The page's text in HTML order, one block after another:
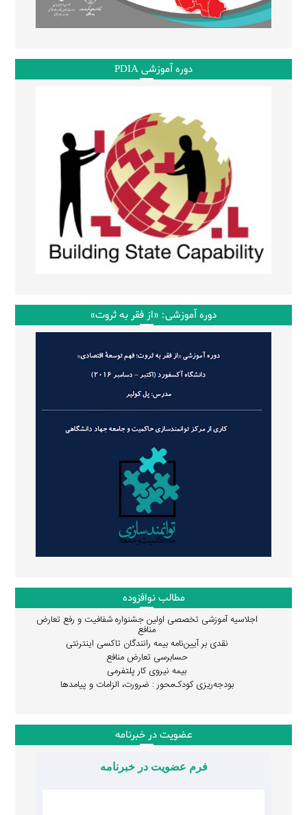
دوره آموزشی PDIA
دوره آموزشی: «از فقر به ثروت»
مطالب نوافزوده
اجلاسیه آموزشی تخصصی اولین جشنواره شفافیت و رفع تعارض
منافع
نقدی بر آیین‌نامه بیمه رانندگان تاکسی اینترنتی
حسابرسی تعارض منافع
بیمه نیروی کار پلتفرمی
بودجه‌ریزی کودک‌محور : ضرورت، الزامات و پیامدها
عضویت در خبرنامه
فرم عضویت در خبرنامه